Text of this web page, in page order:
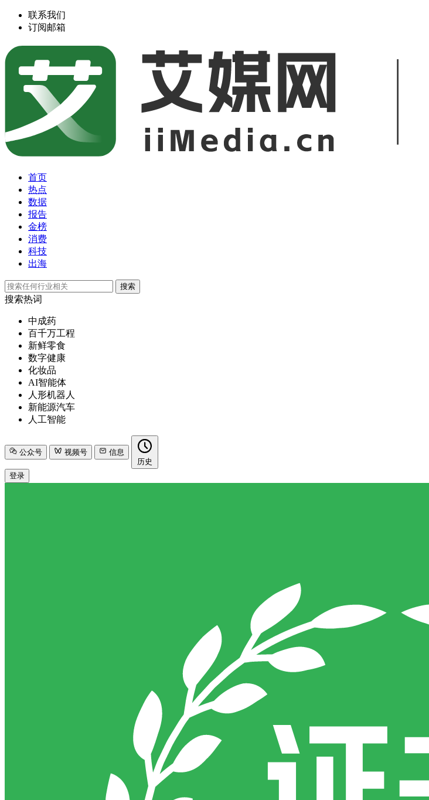
联系我们
订阅邮箱
首页
热点
数据
报告
金榜
消费
科技
出海
搜索
搜索热词
中成药
百千万工程
新鲜零食
数字健康
化妆品
AI智能体
人形机器人
新能源汽车
人工智能
公众号 视频号
信息
历史
登录